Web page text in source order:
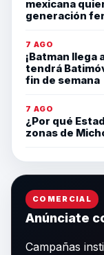
mexicana
generación
7 AGO
¡Batman llega
tendrá
fin de semana
7 AGO
¿Por qué
zonas de
COMERCIAL
Anúnciate
Campañas